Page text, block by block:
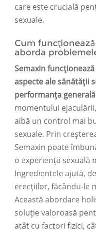
care este crucială
sexuale.
Cum
aborda
Semaxin
aspecte ale sănătății
performanța
momentului
aibă un control mai
sexuale. Prin
Semaxin poate
o experiență sexuală
Ingredientele ajută,
erecțiilor, făcându-le
Această abordare
soluție valoroasă
atât cu factori fizici,